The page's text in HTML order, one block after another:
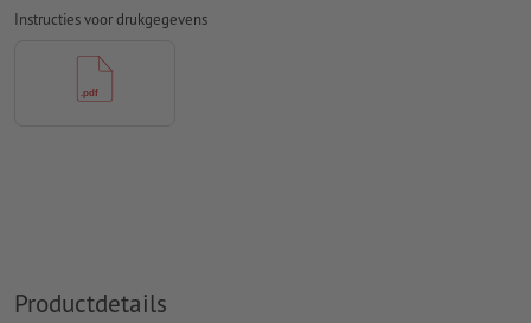
Inhoud vanformuliervelden
Hoe maak ik afdrukgegevens correct?
Instructies voor drukgegevens
Productdetails